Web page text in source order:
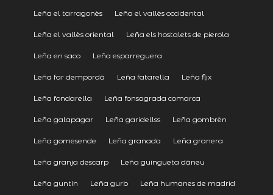
Leña el tarragonès Leña el vallès occidental
Leña el vallès oriental Leña els hostalets de pierola
Leña en saco Leña esparreguera
Leña far dempordà Leña fatarella Leña flix
Leña fondarella Leña fonsagrada comarca
Leña galapagar Leña garidellss Leña gombrèn
Leña gomesende Leña granada Leña granera
Leña granja descarp Leña guingueta dàneu
Leña guntín Leña gurb Leña humanes de madrid